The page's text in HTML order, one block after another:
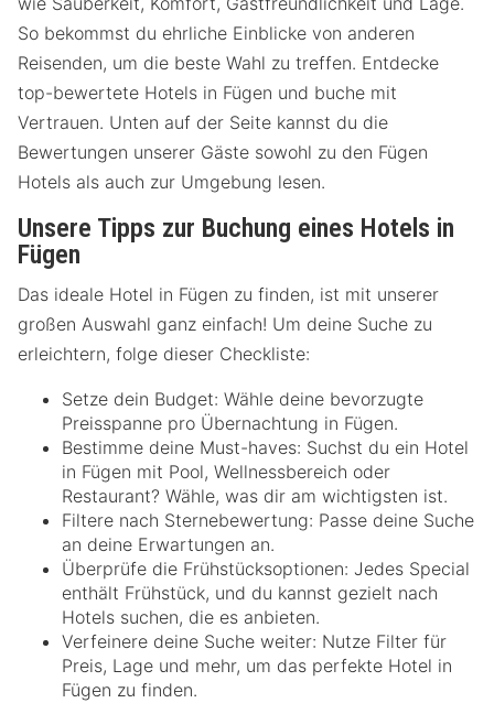
So bekommst du ehrliche Einblicke von anderen
Reisenden, um die beste Wahl zu treffen. Entdecke
top-bewertete Hotels in Fügen und buche mit
Vertrauen. Unten auf der Seite kannst du die
Bewertungen unserer Gäste sowohl zu den Fügen
Hotels als auch zur Umgebung lesen.
Unsere Tipps zur Buchung eines Hotels in
Fügen
Das ideale Hotel in Fügen zu finden, ist mit unserer
großen Auswahl ganz einfach! Um deine Suche zu
erleichtern, folge dieser Checkliste:
Setze dein Budget: Wähle deine bevorzugte
Preisspanne pro Übernachtung in Fügen.
Bestimme deine Must-haves: Suchst du ein Hotel
in Fügen mit Pool, Wellnessbereich oder
Restaurant? Wähle, was dir am wichtigsten ist.
Filtere nach Sternebewertung: Passe deine Suche
an deine Erwartungen an.
Überprüfe die Frühstücksoptionen: Jedes Special
enthält Frühstück, und du kannst gezielt nach
Hotels suchen, die es anbieten.
Verfeinere deine Suche weiter: Nutze Filter für
Preis, Lage und mehr, um das perfekte Hotel in
Fügen zu finden.